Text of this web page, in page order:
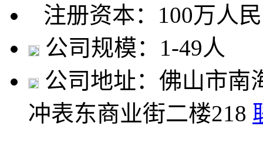
注册资本：100万人
公司规模：1-49人
公司地址：佛山市南
冲表东商业街二楼218